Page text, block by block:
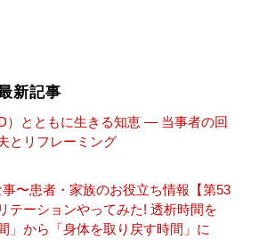
新記事
）とともに生きる知恵 — 当事者の回
とリフレーミング
〜患者・家族のお役立ち情報【第53
テーションやってみた! 透析時間を
」から「身体を取り戻す時間」に